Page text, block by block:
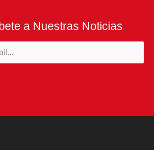
a Nuestras Noticias